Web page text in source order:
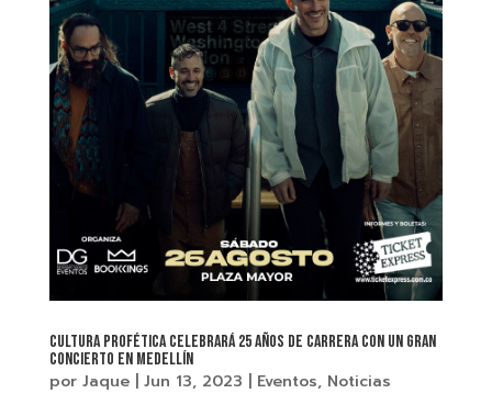
Cultura Profética celebrará 25 años de carrera con un gran
concierto en Medellín
por Jaque| Jun 13, 2023 | Eventos, Noticias